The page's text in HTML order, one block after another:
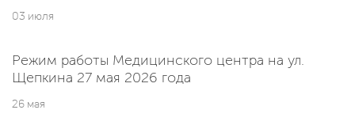
03 июля
Режим работы Медицинского центра на ул.
Щепкина 27 мая 2026 года
26 мая